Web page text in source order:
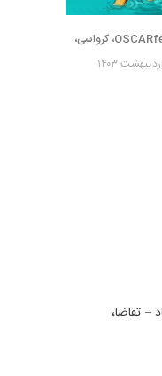
شانزدهمین مسابقۀ بین‌المللی کارتون OSCARfest، کرواسی،
– تقاضا،